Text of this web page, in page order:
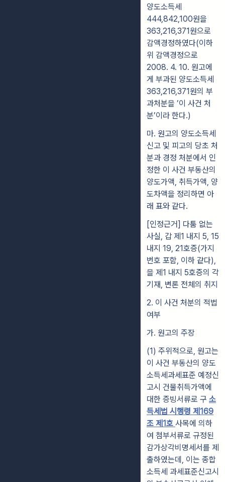
양도소득세
444,842,100원을
363,216,371원으로
감액경정하였다(이하
위 감액경정으로
2008. 4. 10. 원고에
게 부과된 양도소득세
363,216,371원의 부
과처분을 ’이 사건 처
분’이라 한다.)
마. 원고의 양도소득세
신고 및 피고의 당초 처
분과 경정 처분에서 인
정한 이 사건 부동산의
양도가액, 취득가액, 양
도차액을 정리하면 아
래 표와 같다.
[인정근거] 다툼 없는
사실, 갑 제1 내지 5, 15
내지 19, 21호증(가지
번호 포함, 이하 같다),
을 제1 내지 5호증의 각
기재, 변론 전체의 취지
2. 이 사건 처분의 적법
여부
가. 원고의 주장
(1) 주위적으로, 원고는
이 사건 부동산의 양도
소득세과세표준 예정신
고시 건물취득가액에
대한 증빙서류로 구 소
득세법 시행령 제169
조 제1호 사목에 의하
여 첨부서류로 규정된
감가상각비명세서를 제
출하였는데, 이는 종합
소득세 과세표준신고시